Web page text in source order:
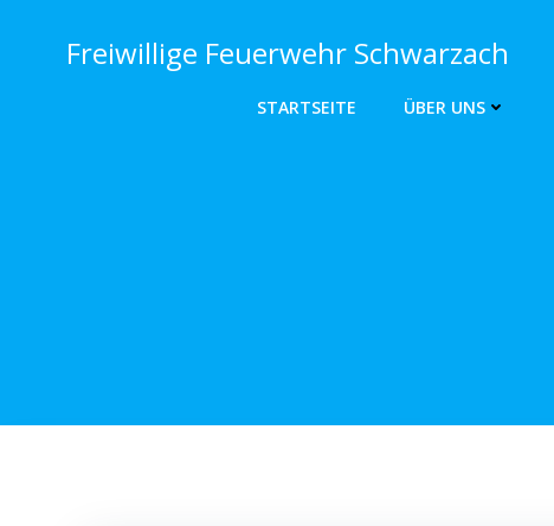
springenFreiwillige Feuerwehr Schwarzach
STARTSEITE ÜBER UNS